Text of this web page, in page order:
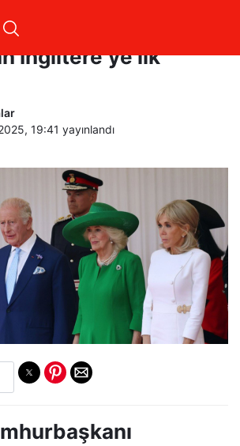
İngiltere’ye ilk
19:41 yayınlandı